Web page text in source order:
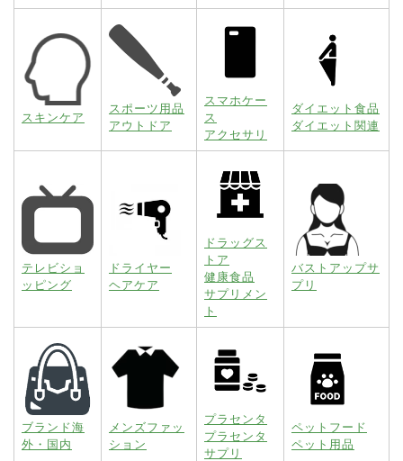
スキンケア
スポーツ用品
アウトドア
スマホケー
ス
アクセサリ
ダイエット食品
ダイエット関連
テレビショ
ッピング
ドライヤー
ヘアケア
ドラッグス
トア
健康食品
サプリメン
ト
バストアップサ
プリ
ブランド海
外・国内
メンズファッ
ション
プラセンタ
プラセンタ
サプリ
ペットフード
ペット用品